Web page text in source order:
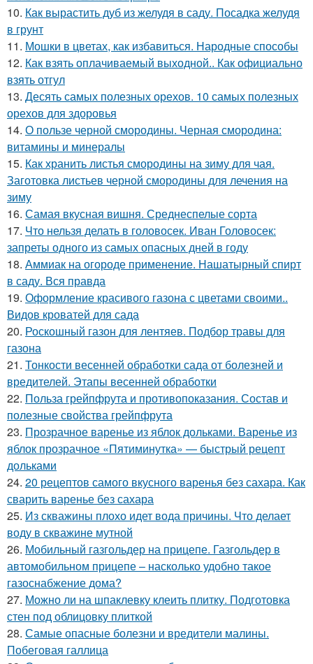
10. Как вырастить дуб из желудя в саду. Посадка желудя
в грунт
11. Мошки в цветах, как избавиться. Народные способы
12. Как взять оплачиваемый выходной.. Как официально
взять отгул
13. Десять самых полезных орехов. 10 самых полезных
орехов для здоровья
14. О пользе черной смородины. Черная смородина:
витамины и минералы
15. Как хранить листья смородины на зиму для чая.
Заготовка листьев черной смородины для лечения на
зиму
16. Самая вкусная вишня. Среднеспелые сорта
17. Что нельзя делать в головосек. Иван Головосек:
запреты одного из самых опасных дней в году
18. Аммиак на огороде применение. Нашатырный спирт
в саду. Вся правда
19. Оформление красивого газона с цветами своими..
Видов кроватей для сада
20. Роскошный газон для лентяев. Подбор травы для
газона
21. Тонкости весенней обработки сада от болезней и
вредителей. Этапы весенней обработки
22. Польза грейпфрута и противопоказания. Состав и
полезные свойства грейпфрута
23. Прозрачное варенье из яблок дольками. Варенье из
яблок прозрачное «Пятиминутка» — быстрый рецепт
дольками
24. 20 рецептов самого вкусного варенья без сахара. Как
сварить варенье без сахара
25. Из скважины плохо идет вода причины. Что делает
воду в скважине мутной
26. Мобильный газгольдер на прицепе. Газгольдер в
автомобильном прицепе – насколько удобно такое
газоснабжение дома?
27. Можно ли на шпаклевку клеить плитку. Подготовка
стен под облицовку плиткой
28. Самые опасные болезни и вредители малины.
Побеговая галлица